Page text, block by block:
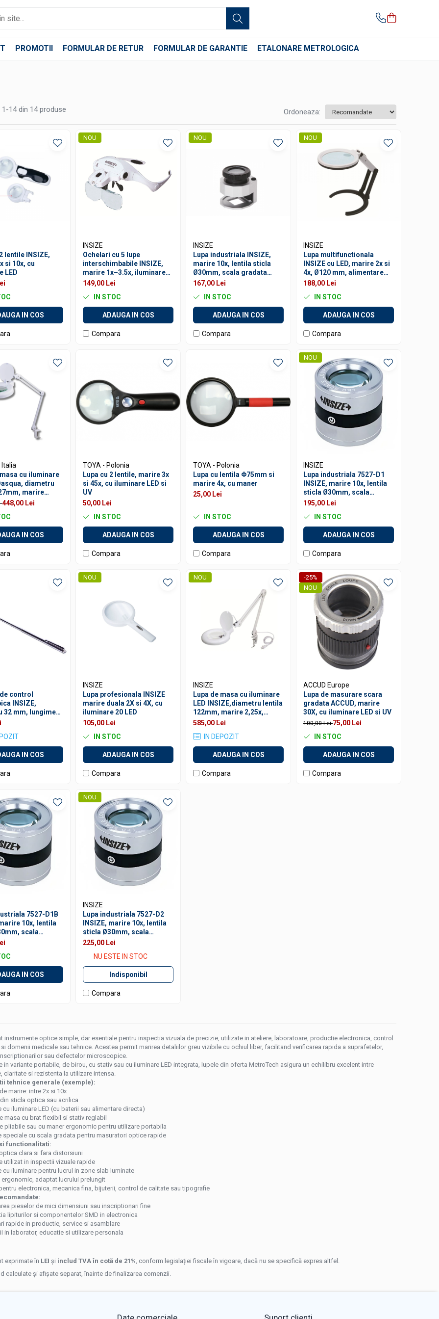
PROMOTII FORMULAR DE RETUR FORMULAR DE GARANTIE ETALONARE METROLOGICA
1-14din 14 produse Ordoneaza:
lentile INSIZE,
si 10x, cu
LED
IN COS
NOU
INSIZE
Ochelari cu 5 lupe
interschimbabile INSIZE,
marire 1x–3.5x, iluminare
LED
149,00 Lei
IN STOC
ADAUGA IN COS
Compara
NOU
INSIZE
Lupa industriala INSIZE,
marire 10x, lentila sticla
Ø30mm, scala gradata
0,5mm, iluminare LED si UV
167,00 Lei
IN STOC
ADAUGA IN COS
Compara
NOU
INSIZE
Lupa multifunctionala
INSIZE cu LED, marire 2x si
4x, Ø120 mm, alimentare
dubla
188,00 Lei
IN STOC
ADAUGA IN COS
Compara
Italia
cu iluminare
diametru
marire
5D, 12W
448,00 Lei
IN COS
TOYA - Polonia
Lupa cu 2 lentile, marire 3x
si 45x, cu iluminare LED si
UV
50,00 Lei
IN STOC
ADAUGA IN COS
Compara
TOYA - Polonia
Lupa cu lentila Φ75mm si
marire 4x, cu maner
25,00 Lei
IN STOC
ADAUGA IN COS
Compara
NOU
INSIZE
Lupa industriala 7527-D1
INSIZE, marire 10x, lentila
sticla Ø30mm, scala
gradata 0,5mm, iluminare
195,00 Lei
IN STOC
ADAUGA IN COS
Compara
control
INSIZE,
32 mm, lungime
IN COS
NOU
INSIZE
Lupa profesionala INSIZE
marire duala 2X si 4X, cu
iluminare 20 LED
105,00 Lei
IN STOC
ADAUGA IN COS
Compara
NOU
INSIZE
Lupa de masa cu iluminare
LED INSIZE,diametru lentila
122mm, marire 2,25x,
dioptrii 5D, 7W
585,00 Lei
IN DEPOZIT
ADAUGA IN COS
Compara
-25%
NOU
ACCUD Europe
Lupa de masurare scara
gradata ACCUD, marire
30X, cu iluminare LED si UV
100,00 Lei75,00 Lei
IN STOC
ADAUGA IN COS
Compara
7527-D1B
marire 10x, lentila
scala
iluminare
IN COS
NOU
INSIZE
Lupa industriala 7527-D2
INSIZE, marire 10x, lentila
sticla Ø30mm, scala
gradata 0,1mm si 0,5mm,
225,00 Lei
NU ESTE IN STOC
Indisponibil
Compara
instrumente optice simple, dar esentiale pentru inspectia vizuala de precizie, utilizate in ateliere, laboratoare, productie electronica, control
domenii medicale sau tehnice. Acestea permit marirea detaliilor greu vizibile cu ochiul liber, facilitand verificarea rapida a suprafetelor,
sau defectelor microscopice.
in variante portabile, de birou, cu stativ sau cu iluminare LED integrata, lupele din oferta MetroTech asigura un echilibru excelent intre
claritate si rezistenta la utilizare intensa.
tehnice generale (exemple):
marire: intre 2x si 10x
sticla optica sau acrilica
cu iluminare LED (cu baterii sau alimentare directa)
masa cu brat flexibil si stativ reglabil
pliabile sau cu maner ergonomic pentru utilizare portabila
speciale cu scala gradata pentru masuratori optice rapide
functionalitati:
clara si fara distorsiuni
utilizat in inspectii vizuale rapide
cu iluminare pentru lucrul in zone slab luminate
ergonomic, adaptat lucrului prelungit
electronica, mecanica fina, bijuterii, control de calitate sau tipografie
pieselor de mici dimensiuni sau inscriptionari fine
lipiturilor si componentelor SMD in electronica
rapide in productie, service si asamblare
in laborator, educatie si utilizare personala
exprimate în LEI și includ TVA în cotă de 21%, conform legislației fiscale în vigoare, dacă nu se specifică expres altfel.
calculate și afișate separat, înainte de finalizarea comenzii.